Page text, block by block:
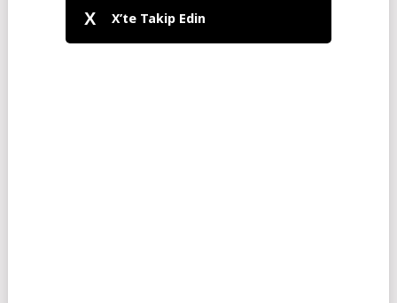
X X’te Takip Edin